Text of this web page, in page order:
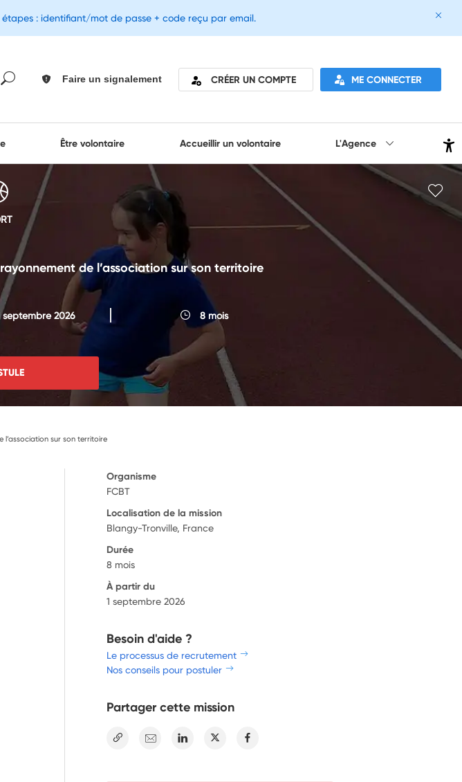
Faire un signalement CRÉER UN COMPTE ME CONNECTER
Être volontaire Accueillir un volontaire L'Agence
de l’association sur son territoire
septembre 2026 8 mois
sur son territoire
Organisme
FCBT
Localisation de la mission
Blangy-Tronville, France
Durée
8 mois
À partir du
1 septembre 2026
Besoin d'aide ?
Le processus de recrutement
Nos conseils pour postuler
Partager cette mission
E-mail Linkedin Twitter
: identifiant/mot de passe + code reçu par email.